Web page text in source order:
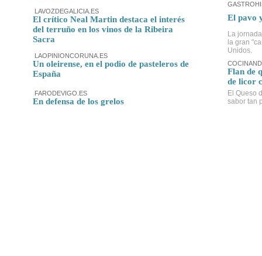
LAVOZDEGALICIA.ES
El crítico Neal Martin destaca el interés
del terruño en los vinos de la Ribeira
Sacra
LAOPINIONCORUNA.ES
Un oleirense, en el podio de pasteleros de
España
FARODEVIGO.ES
En defensa de los grelos
El pavo
La
la gran
Unidos.
Flan de
de licor
El Queso
sabor tan